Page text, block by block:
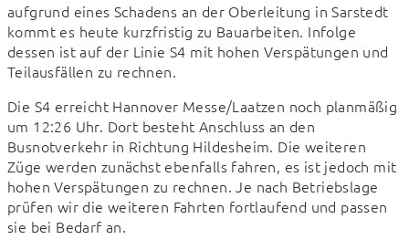
aufgrund eines Schadens an der Oberleitung in Sarstedt
kommt es heute kurzfristig zu Bauarbeiten. Infolge
dessen ist auf der Linie S4 mit hohen Verspätungen und
Teilausfällen zu rechnen.
Die S4 erreicht Hannover Messe/Laatzen noch planmäßig
um 12:26 Uhr. Dort besteht Anschluss an den
Busnotverkehr in Richtung Hildesheim. Die weiteren
Züge werden zunächst ebenfalls fahren, es ist jedoch mit
hohen Verspätungen zu rechnen. Je nach Betriebslage
prüfen wir die weiteren Fahrten fortlaufend und passen
sie bei Bedarf an.